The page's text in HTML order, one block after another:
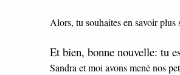
Alors, tu souhaites en savoir plus
Et bien, bonne nouvelle: tu
Sandra et moi avons mené nos